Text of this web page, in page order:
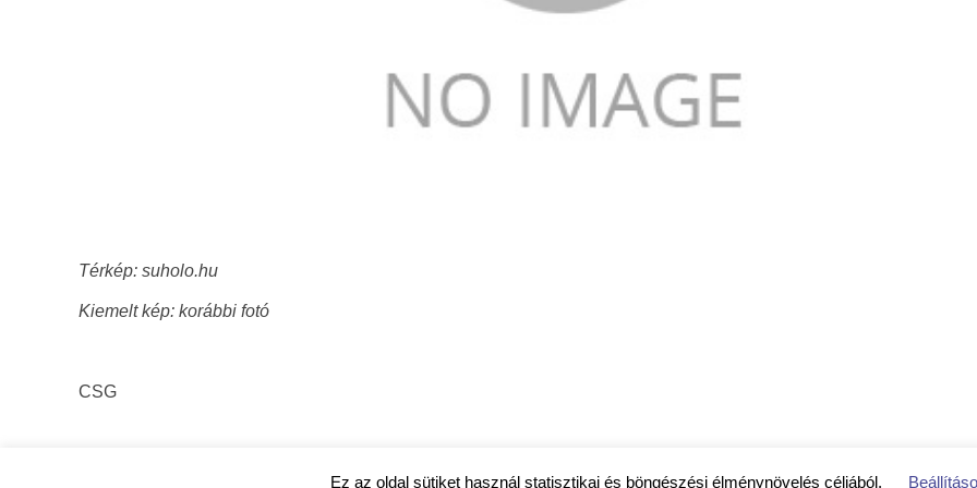
Térkép: suholo.hu
Kiemelt kép: korábbi fotó
CSG
Ez az oldal sütiket használ statisztikai és böngészési élménynövelés céljából.